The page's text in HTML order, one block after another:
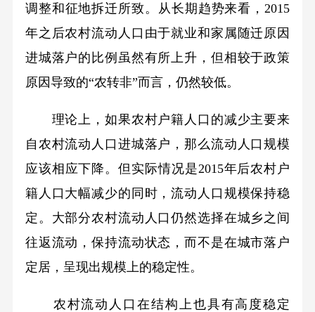
调整和征地拆迁所致。从长期趋势来看，2015
年之后农村流动人口由于就业和家属随迁原因
进城落户的比例虽然有所上升，但相较于政策
原因导致的“农转非”而言，仍然较低。
理论上，如果农村户籍人口的减少主要来
自农村流动人口进城落户，那么流动人口规模
应该相应下降。但实际情况是2015年后农村户
籍人口大幅减少的同时，流动人口规模保持稳
定。大部分农村流动人口仍然选择在城乡之间
往返流动，保持流动状态，而不是在城市落户
定居，呈现出规模上的稳定性。
农村流动人口在结构上也具有高度稳定